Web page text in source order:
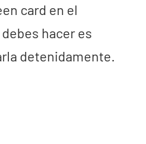
card en el
hacer es
detenidamente.